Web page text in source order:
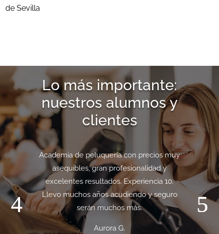
Lo más importante:
nuestros alumnos y
clientes
Academia de peluquería con precios muy
asequibles, gran profesionalidad y
excelentes resultados. Experiencia 10.
Llevo muchos años acudiendo y seguro
serán muchos más.
Aurora G.